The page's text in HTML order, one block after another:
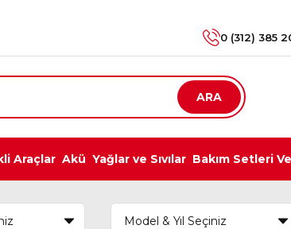
0 (312) 385
ARA
Araçlar Akü Yağlar ve Sıvılar Bakım Setleri